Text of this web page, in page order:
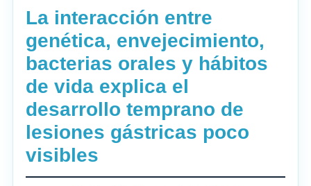
La interacción entre
genética, envejecimiento,
bacterias orales y hábitos
de vida explica el
desarrollo temprano de
lesiones gástricas poco
visibles